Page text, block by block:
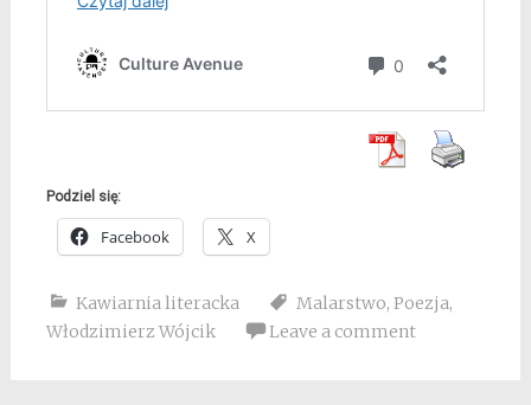
Podziel się:
Facebook X
Kawiarnia literacka Malarstwo, Poezja,
Włodzimierz Wójcik
Leave a comment